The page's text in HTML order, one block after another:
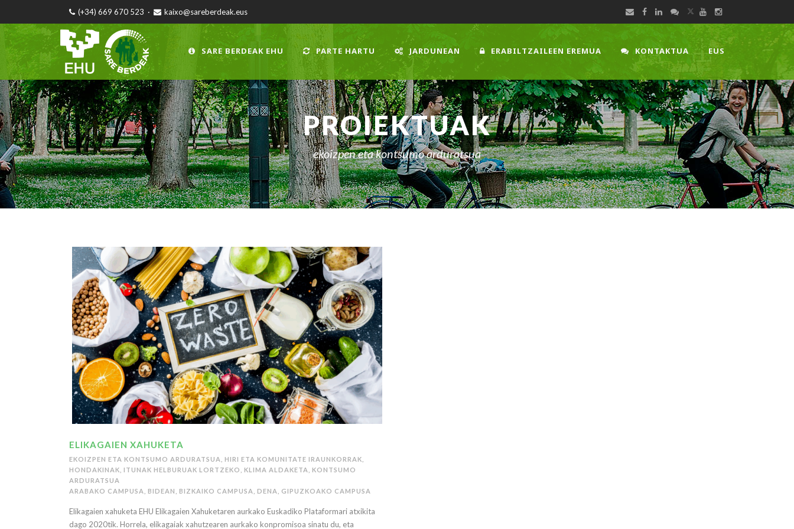
(+34) 669 670 523 · kaixo@sareberdeak.eus
SARE BERDEAK EHU PARTE HARTU JARDUNEAN ERABILTZAILEEN EREMUA KONTAKTUA EUS
PROIEKTUAK
ekoizpen eta kontsumo arduratsua
ELIKAGAIEN XAHUKETA
EKOIZPEN ETA KONTSUMO ARDURATSUA HIRI ETA KOMUNITATE IRAUNKORRAK
HONDAKINAK ITUNAK HELBURUAK LORTZEKO KLIMA ALDAKETA
KONTSUMO
ARDURATSUA
ARABAKO CAMPUSA
BIDEAN BIZKAIKO CAMPUSA DENA GIPUZKOAKO CAMPUSA
Elikagaien xahuketa EHU Elikagaien Xahuketaren aurkako Euskadiko Plataformari atxikita
dago 2020tik. Horrela, elikagaiak xahutzearen aurkako konpromisoa sinatu du, eta